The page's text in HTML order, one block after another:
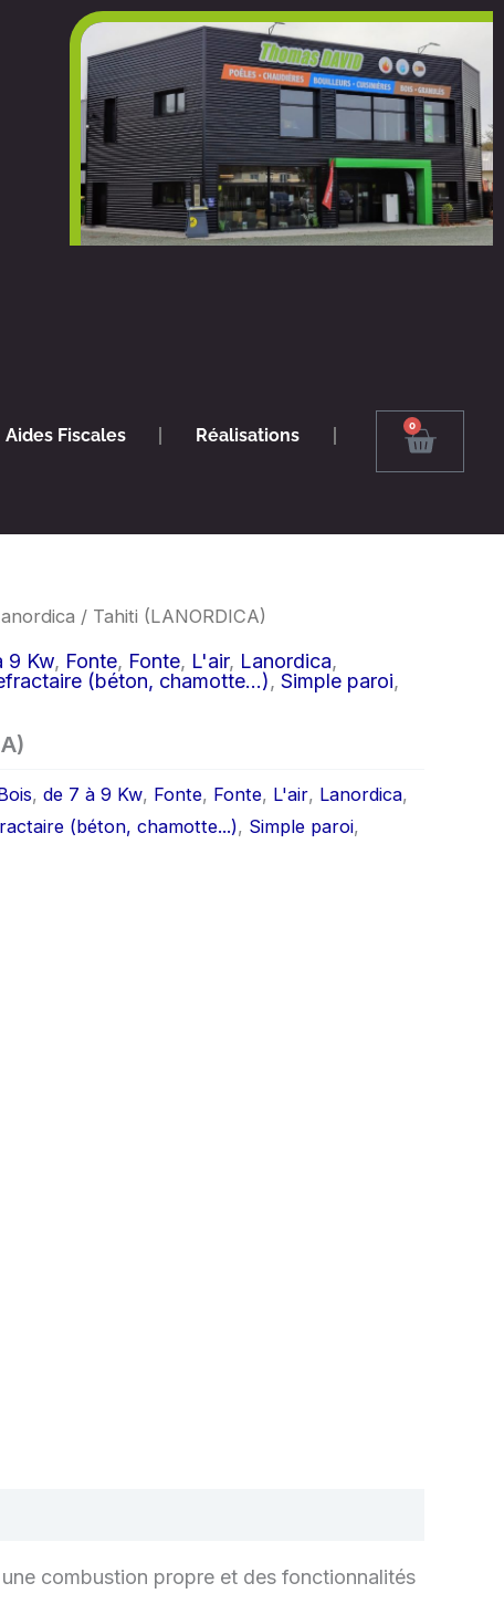
Aides Fiscales Réalisations 0
Panier
/ Tahiti (LANORDICA)
9 Kw, Fonte, Fonte, L'air, Lanordica,
(béton, chamotte...), Simple paroi,
, de 7 à 9 Kw, Fonte, Fonte, L'air, Lanordica,
(béton, chamotte...), Simple paroi,
combustion propre et des fonctionnalités